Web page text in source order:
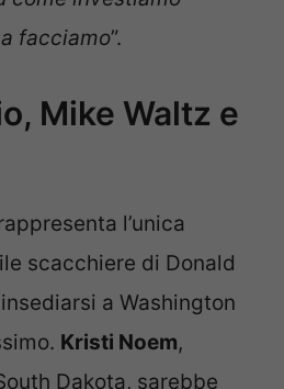
facciamo”.
Mike Waltz e
l’unica
scacchiere di Donald
a Washington
Kristi Noem,
Dakota, sarebbe